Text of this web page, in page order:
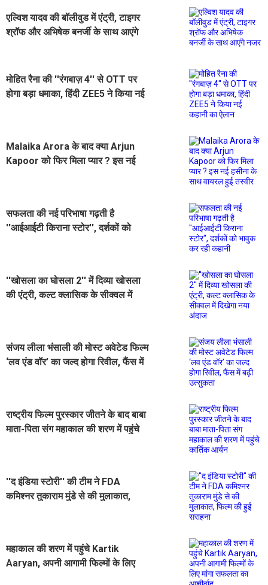
एल्विश यादव की बॉलीवुड में एंट्री, टाइगर
श्रॉफ और अभिषेक बनर्जी के साथ आएंगे
मोहित रैना की ''रंगबाज़ 4'' से OTT पर
होगा बड़ा धमाका, हिंदी ZEE5 ने किया नई
Malaika Arora के बाद क्या Arjun
Kapoor को फिर मिला प्यार ? इस नई
सफलता की नई परिभाषा गढ़ती है
''आईआईटी किराना स्टोर'', दर्शकों को
''खोसला का घोसला 2'' में दिव्या खोसला
की एंट्री, कल्ट क्लासिक के सीक्वल में
संजय लीला भंसाली की मोस्ट अवेटेड फिल्म
‘लव एंड वॉर’ का जल्द होगा रिवील, फैंस में
राष्ट्रीय फिल्म पुरस्कार जीतने के बाद बाबा
माता-पिता संग महाकाल की शरण में पहुंचे
''द इंडिया स्टोरी'' की टीम ने FDA
कमिश्नर तुकाराम मुंडे से की मुलाकात,
महाकाल की शरण में पहुंचे Kartik
Aaryan, अपनी आगामी फिल्मों के लिए